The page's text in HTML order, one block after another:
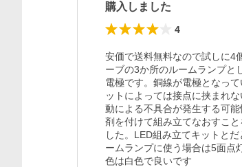
購入しました
4
安価で送料無料なので試しに4
ーブの3か所のルームランプと
電極です。銅線が電極となっ
ットによっては接点に挟まれ
動による不具合が発生する可
剤を付けて組み立てなおすこ
した。LED組み立てキットと
ームランプに使う場合は5面点
色は白色で良いです